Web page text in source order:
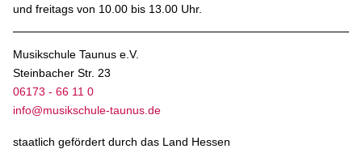
und freitags von 10.00 bis 13.00 Uhr.
Musikschule Taunus e.V.
Steinbacher Str. 23
06173 - 66 11 0
info@musikschule-taunus.de
staatlich gefördert durch das Land Hessen